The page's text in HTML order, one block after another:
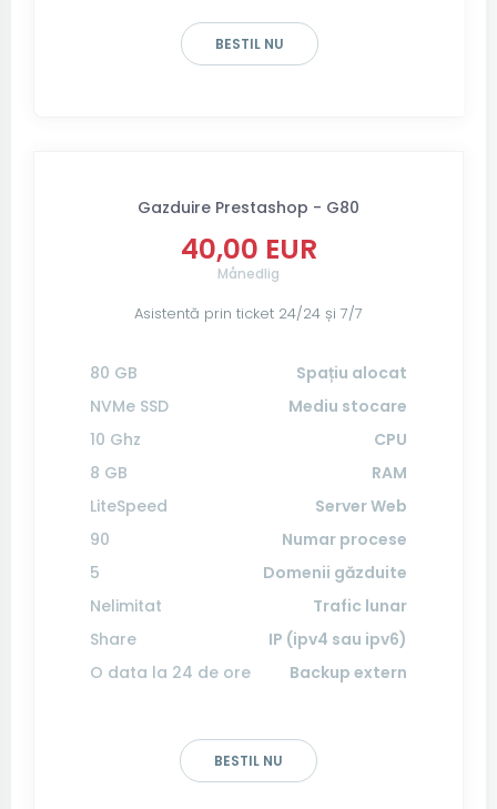
BESTIL NU
Gazduire Prestashop - G80
40,00 EUR
Månedlig
Asistentă prin ticket 24/24 și 7/7
Spațiu alocat
80 GB
Mediu stocare
NVMe SSD
CPU
10 Ghz
RAM
8 GB
Server Web
LiteSpeed
Numar procese
90
Domenii găzduite
5
Trafic lunar
Nelimitat
IP (ipv4 sau ipv6)
Share
Backup extern
O data la 24 de ore
BESTIL NU